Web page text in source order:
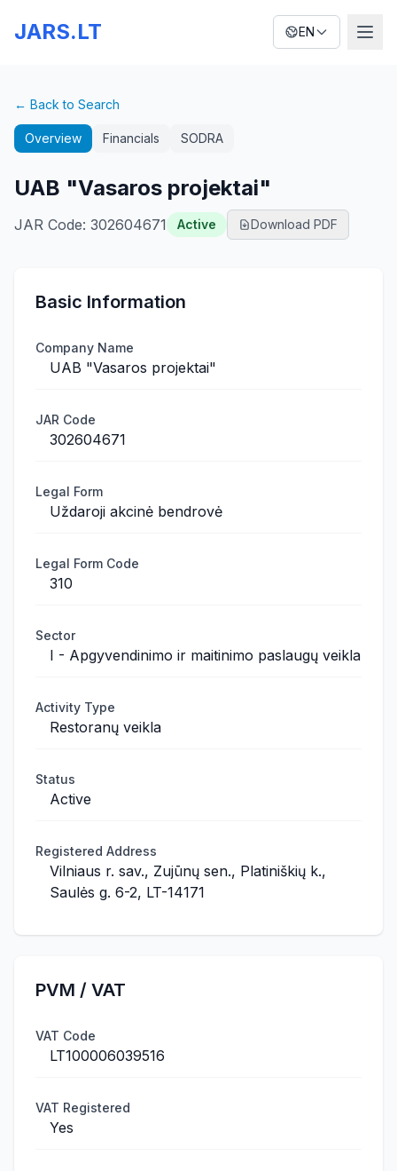
JARS.LT EN
← Back to Search
Overview Financials SODRA
UAB "Vasaros projektai"
JAR Code: 302604671 Active Download PDF
Basic Information
Company Name
UAB "Vasaros projektai"
JAR Code
302604671
Legal Form
Uždaroji akcinė bendrovė
Legal Form Code
310
Sector
I - Apgyvendinimo ir maitinimo paslaugų veikla
Activity Type
Restoranų veikla
Status
Active
Registered Address
Vilniaus r. sav., Zujūnų sen., Platiniškių k.,
Saulės g. 6-2, LT-14171
PVM / VAT
VAT Code
LT100006039516
VAT Registered
Yes